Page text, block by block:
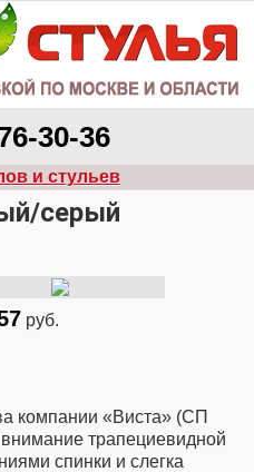
30-36
и стульев
серый
руб.
компании «Виста» (СП
трапециевидной
спинки и слегка